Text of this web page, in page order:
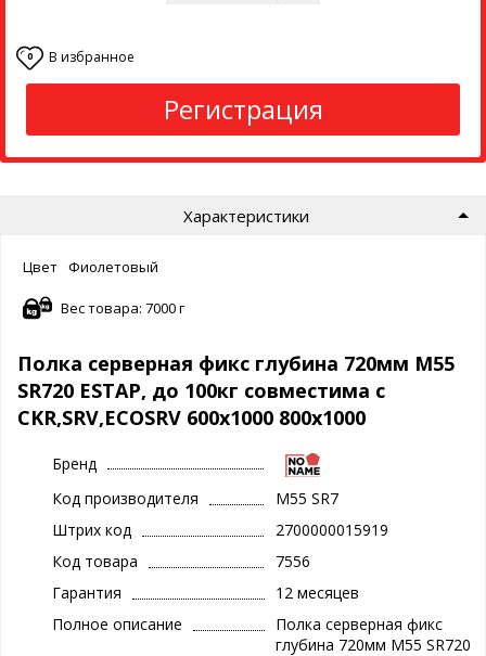
0 В избранное
Регистрация
Характеристики
Цвет Фиолетовый
Вес товара: 7000 г
Полка серверная фикс глубина 720мм M55
SR720 ESTAP, до 100кг совместима с
CKR,SRV,ECOSRV 600x1000 800x1000
Бренд
Код производителя
M55 SR7
Штрих код
2700000015919
Код товара
7556
Гарантия
12 месяцев
Полное описание
Полка серверная фикс
глубина 720мм M55 SR720